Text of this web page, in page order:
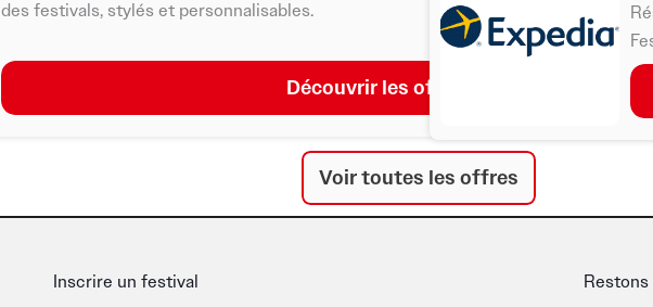
des festivals, stylés et personnalisables.
Découvrir les offres
Voir toutes les offres
Inscrire un festival